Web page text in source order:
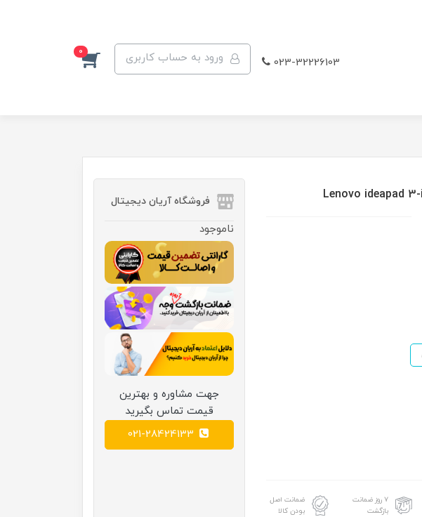
023-32226103 ورود به حساب کاربری 0
۷ روز ضمانت
بازگشت
ضمانت اصل
بودن کالا
فروشگاه آریان دیجیتال
ناموجود
جهت مشاوره و بهترین
قیمت تماس بگیرید